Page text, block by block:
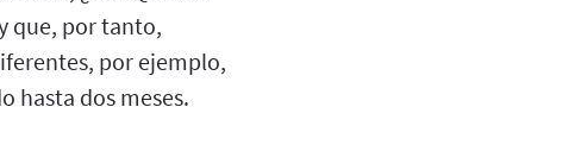
que, por tanto,
por ejemplo,
hasta dos meses.